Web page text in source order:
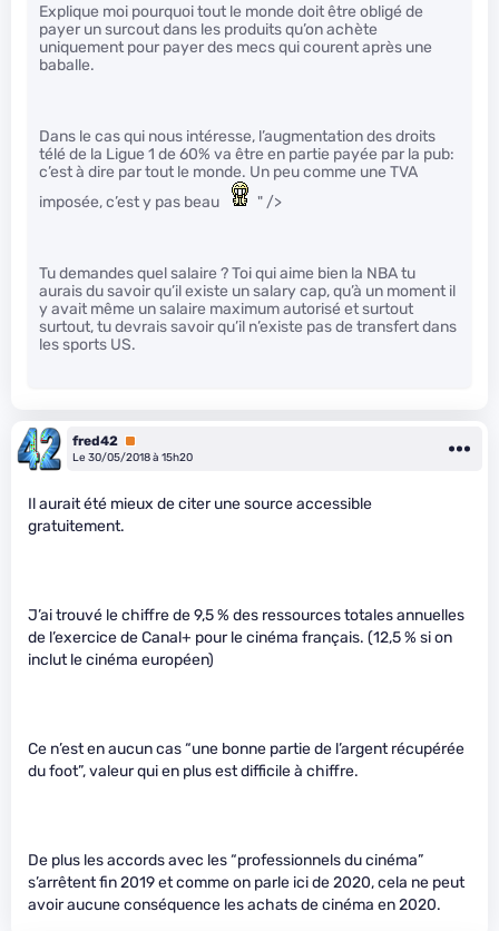
Explique moi pourquoi tout le monde doit être obligé de
payer un surcout dans les produits qu’on achète
uniquement pour payer des mecs qui courent après une
baballe.
Dans le cas qui nous intéresse, l’augmentation des droits
télé de la Ligue 1 de 60% va être en partie payée par la pub:
c’est à dire par tout le monde. Un peu comme une TVA
imposée, c’est y pas beau
" />
Tu demandes quel salaire ? Toi qui aime bien la NBA tu
aurais du savoir qu’il existe un salary cap, qu’à un moment il
y avait même un salaire maximum autorisé et surtout
surtout, tu devrais savoir qu’il n’existe pas de transfert dans
les sports US.
fred42 Premium
Le 30/05/2018 à 15h20
Il aurait été mieux de citer une source accessible
gratuitement.
J’ai trouvé le chiffre de 9,5 % des ressources totales annuelles
de l’exercice de Canal+ pour le cinéma français. (12,5 % si on
inclut le cinéma européen)
Ce n’est en aucun cas “une bonne partie de l’argent récupérée
du foot”, valeur qui en plus est difficile à chiffre.
De plus les accords avec les “professionnels du cinéma”
s’arrêtent fin 2019 et comme on parle ici de 2020, cela ne peut
avoir aucune conséquence les achats de cinéma en 2020.